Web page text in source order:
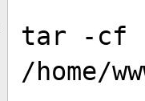
tar -cf
/home/